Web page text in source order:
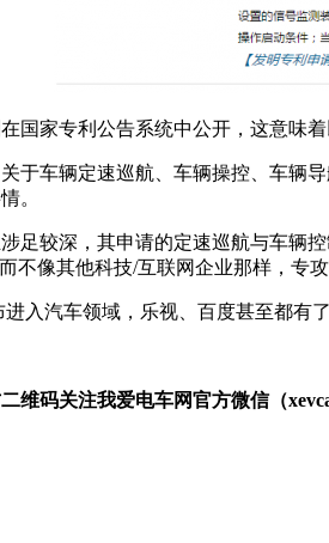
国家专利公告系统中公开，这意味
于车辆定速巡航、车辆操控、车辆
。
足较深，其申请的定速巡航与车辆
不像其他科技/互联网企业那样，专攻
入汽车领域，乐视、百度甚至都有
维码关注我爱电车网官方微信（